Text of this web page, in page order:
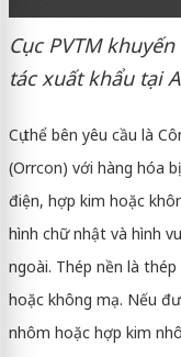
Cục PVTM
tác xuất khẩu tại
Cụ thể bên yêu cầu là
(Orrcon) với hàng hóa
điện, hợp kim hoặc
hình chữ nhật và hình
ngoài. Thép nền là
hoặc không mạ. Nếu
nhôm hoặc hợp kim